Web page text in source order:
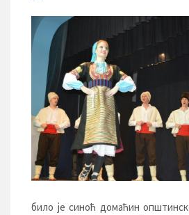
било је синоћ домаћин